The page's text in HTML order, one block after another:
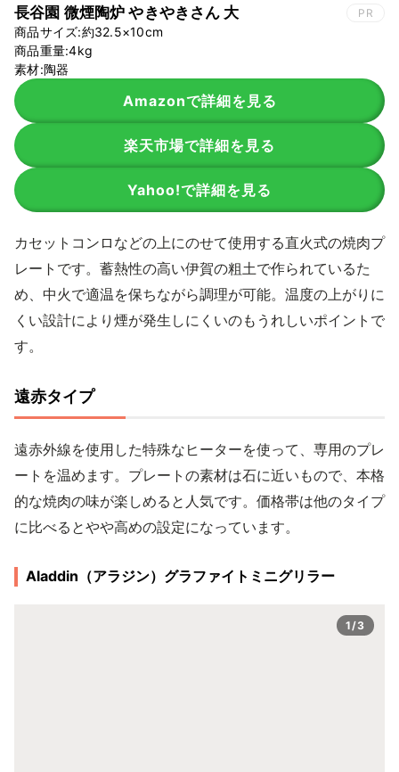
長谷園 微煙陶炉 やきやきさん 大 PR
商品サイズ:約32.5×10cm
商品重量:4kg
素材:陶器
Amazonで詳細を見る
楽天市場で詳細を見る
Yahoo!で詳細を見る
カセットコンロなどの上にのせて使用する直火式の焼肉プ
レートです。蓄熱性の高い伊賀の粗土で作られているた
め、中火で適温を保ちながら調理が可能。温度の上がりに
くい設計により煙が発生しにくいのもうれしいポイントで
す。
遠赤タイプ
遠赤外線を使用した特殊なヒーターを使って、専用のプレ
ートを温めます。プレートの素材は石に近いもので、本格
的な焼肉の味が楽しめると人気です。価格帯は他のタイプ
に比べるとやや高めの設定になっています。
Aladdin（アラジン）グラファイトミニグリラー
1/3